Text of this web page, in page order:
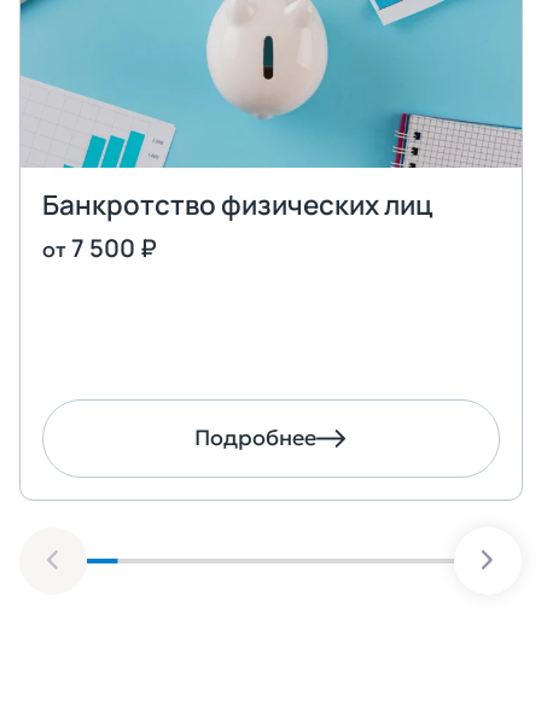
Банкротство физических лиц
от7 500 ₽
Подробнее